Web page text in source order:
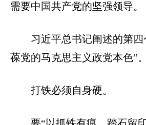
需要中国共产党的坚强领导。
习近平总书记阐述的第四
葆党的马克思主义政党本色”。
打铁必须自身硬。